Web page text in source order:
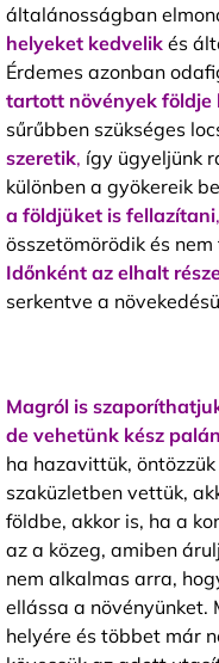
általánosságban
helyeket kedvelik és
Érdemes azonban
tartott növények földje
sűrűbben szükséges
szeretik, így ügyeljünk
különben a gyökereik
a földjüket is fellazítani,
összetömörödik és
Időnként az elhalt
serkentve a
Magról is
de vehetünk kész
ha hazavittük,
szaküzletben vettük,
földbe, akkor is, ha a
az a közeg, amiben
nem alkalmas arra,
ellássa a növényünket.
helyére és többet már